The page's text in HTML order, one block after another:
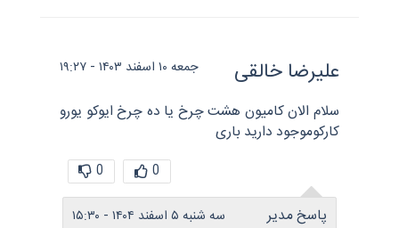
علیرضا خالقی جمعه ۱۰ اسفند ۱۴۰۳ - ۱۹:۲۷
سلام الان کامیون هشت چرخ یا ده چرخ ایوکو یورو
کارکوموجود دارید باری
0
0
پاسخ مدیر سه شنبه ۵ اسفند ۱۴۰۴ - ۱۵:۳۰